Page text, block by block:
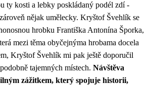
ty kosti a lebky poskládaný podél zdí -
nějak umělecky. Kryštof Švehlík se
hrobku Františka Antonína Šporka,
mezi těma obyčejnýma hrobama docela
Kryštof Švehlík mi pak ještě doporučil
tajemných místech. Návštěva
zážitkem, který spojuje historii,